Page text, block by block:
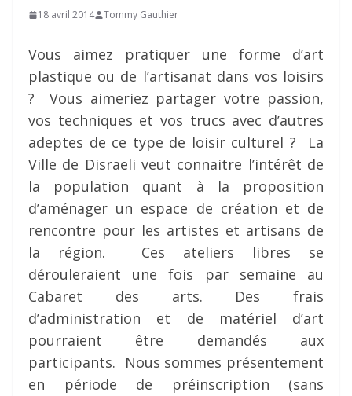
18 avril 2014 Tommy Gauthier
Vous aimez pratiquer une forme d’art
plastique ou de l’artisanat dans vos loisirs
? Vous aimeriez partager votre passion,
vos techniques et vos trucs avec d’autres
adeptes de ce type de loisir culturel ? La
Ville de Disraeli veut connaitre l’intérêt de
la population quant à la proposition
d’aménager un espace de création et de
rencontre pour les artistes et artisans de
la région. Ces ateliers libres se
dérouleraient une fois par semaine au
Cabaret des arts. Des frais
d’administration et de matériel d’art
pourraient être demandés aux
participants. Nous sommes présentement
en période de préinscription (sans